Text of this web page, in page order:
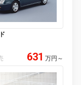
631 万円 ～